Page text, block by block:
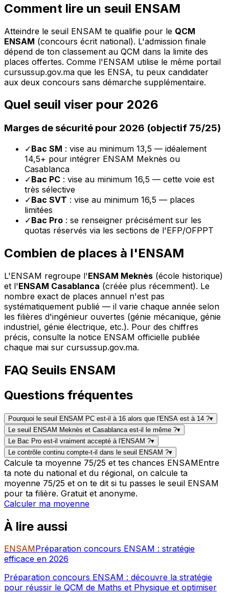
Comment lire un seuil ENSAM
Atteindre le seuil ENSAM te qualifie pour le QCM
ENSAM (concours écrit national). L'admission finale
dépend de ton classement au QCM dans la limite des
places offertes. Comme l'ENSAM utilise le même portail
cursussup.gov.ma que les ENSA, tu peux candidater
aux deux concours sans démarche supplémentaire.
Quel seuil viser pour 2026
Marges de sécurité pour 2026 (objectif 75/25)
✓Bac SM : vise au minimum 13,5 — idéalement
14,5+ pour intégrer ENSAM Meknès ou
Casablanca
✓Bac PC : vise au minimum 16,5 — cette voie est
très sélective
✓Bac SVT : vise au minimum 16,5 — places
limitées
✓Bac Pro : se renseigner précisément sur les
quotas réservés via les sections de l'EFP/OFPPT
Combien de places à l'ENSAM
L'ENSAM regroupe l'ENSAM Meknès (école historique)
et l'ENSAM Casablanca (créée plus récemment). Le
nombre exact de places annuel n'est pas
systématiquement publié — il varie chaque année selon
les filières d'ingénieur ouvertes (génie mécanique, génie
industriel, génie électrique, etc.). Pour des chiffres
précis, consulte la notice ENSAM officielle publiée
chaque mai sur cursussup.gov.ma.
FAQ Seuils ENSAM
Questions fréquentes
Pourquoi le seuil ENSAM PC est-il à 16 alors que l'ENSA est à 14 ?▾
Le seuil ENSAM Meknès et Casablanca est-il le même ?▾
Le Bac Pro est-il vraiment accepté à l'ENSAM ?▾
Le contrôle continu compte-t-il dans le seuil ENSAM ?▾
Calcule ta moyenne 75/25 et tes chances ENSAMEntre
ta note du national et du régional, on calcule ta
moyenne 75/25 et on te dit si tu passes le seuil ENSAM
pour ta filière. Gratuit et anonyme.
Calculer ma moyenne
À lire aussi
ENSAMPréparation concours ENSAM : stratégie
efficace en 2026
Préparation concours ENSAM : découvre la stratégie
pour réussir le QCM de Maths et Physique et optimiser